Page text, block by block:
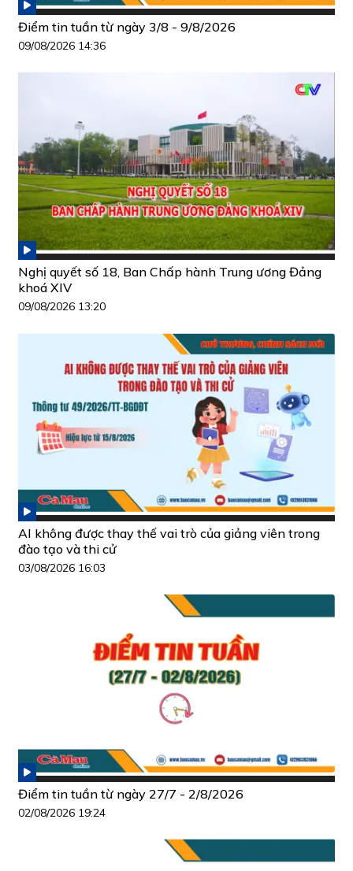
Điểm tin tuần từ ngày 3/8 - 9/8/2026
09/08/2026 14:36
Nghị quyết số 18, Ban Chấp hành Trung ương Đảng
khoá XIV
09/08/2026 13:20
AI không được thay thế vai trò của giảng viên trong
đào tạo và thi cử
03/08/2026 16:03
Điểm tin tuần từ ngày 27/7 - 2/8/2026
02/08/2026 19:24